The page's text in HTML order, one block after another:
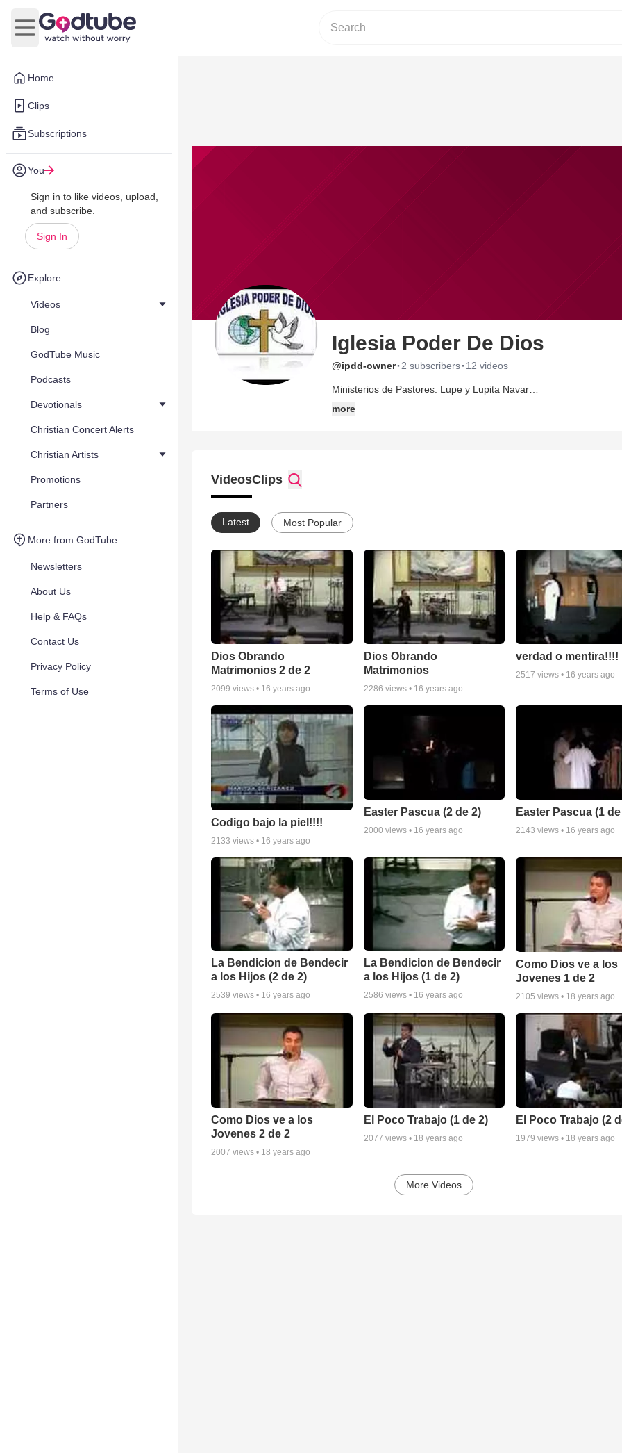
Home
Clips
Subscriptions
You
Sign in to like videos, upload,
and subscribe.
Sign In
Explore
Videos
Blog
GodTube Music
Podcasts
Devotionals
Christian Concert Alerts
Christian Artists
Promotions
Partners
More from GodTube
Newsletters
About Us
Help & FAQs
Contact Us
Privacy Policy
Terms of Use
Open main menu
Iglesia Poder De Dios
@ipdd-owner· 2 subscribers· 12 videos
Ministerios de Pastores: Lupe y Lupita Navar
more
VideosClips
Latest Most Popular
Dios Obrando
Matrimonios 2 de 2
2099 views • 16 years ago
Dios Obrando
Matrimonios
2286 views • 16 years ago
verdad o mentira!!!!
2517 views • 16 years ago
Codigo bajo la piel!!!!
2133 views • 16 years ago
Easter Pascua (2 de 2)
2000 views • 16 years ago
Easter Pascua (1
2143 views • 16 years ago
La Bendicion de Bendecir
a los Hijos (2 de 2)
2539 views • 16 years ago
La Bendicion de Bendecir
a los Hijos (1 de 2)
2586 views • 16 years ago
Como Dios ve a los
Jovenes 1 de 2
2105 views • 18 years ago
Como Dios ve a los
Jovenes 2 de 2
2007 views • 18 years ago
El Poco Trabajo (1 de 2)
2077 views • 18 years ago
El Poco Trabajo (2
1979 views • 18 years ago
More Videos